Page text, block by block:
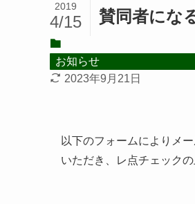
賛同者にな
2019
4/15
お知らせ
2023年9月21日
以下のフォームによりメ
いただき、レ点チェック